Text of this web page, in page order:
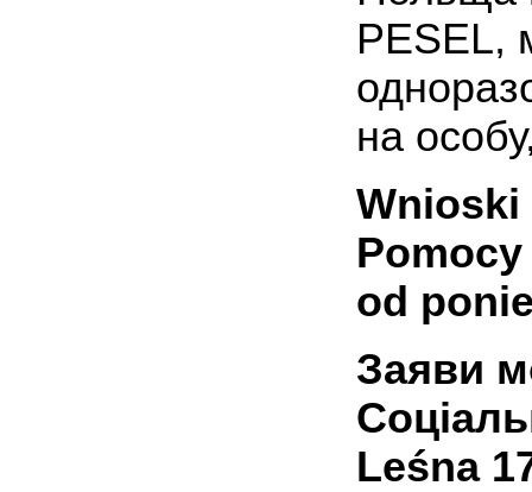
PESEL,
на
Wnioski
Pomocy
od
Заяви
Leśna